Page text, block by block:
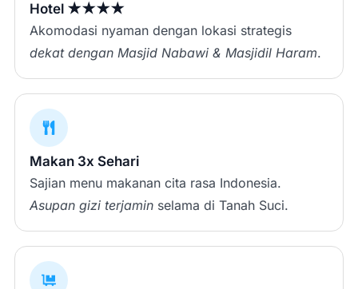
Hotel ★★★★
Akomodasi nyaman dengan lokasi strategis
dekat dengan Masjid Nabawi & Masjidil Haram.
Makan 3x Sehari
Sajian menu makanan cita rasa Indonesia.
Asupan gizi terjamin selama di Tanah Suci.